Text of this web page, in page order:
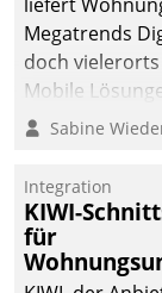
sich dabei für
der Lösung
Cloud Platform
entschieden -
Unternehmen
Megatrends
doch
Mobile
Sabine
Integration
KIWI-
für